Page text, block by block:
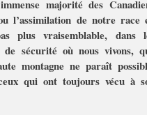
majorité des
l’assimilation de notre race
plus vraisemblable, dans
sécurité où nous vivons,
montagne ne paraît
qui ont toujours vécu à